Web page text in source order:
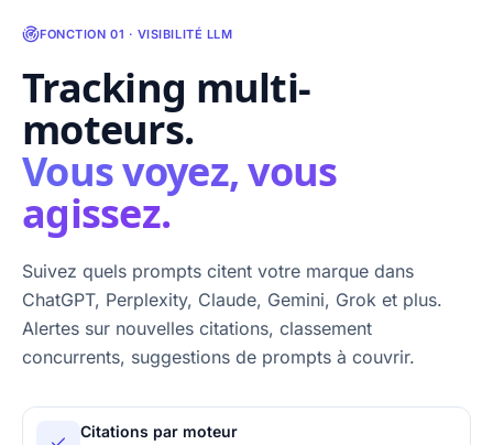
FONCTION 01 · VISIBILITÉ LLM
Tracking multi-
moteurs.
Vous voyez, vous
agissez.
Suivez quels prompts citent votre marque dans
ChatGPT, Perplexity, Claude, Gemini, Grok et plus.
Alertes sur nouvelles citations, classement
concurrents, suggestions de prompts à couvrir.
Citations par moteur